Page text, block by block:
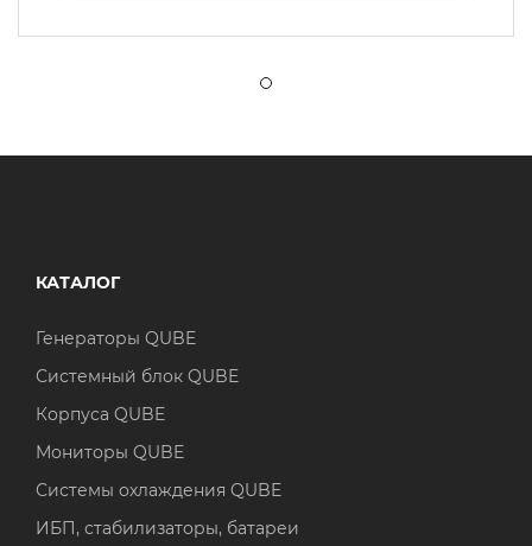
КАТАЛОГ
Генераторы QUBE
Системный блок QUBE
Корпуса QUBE
Мониторы QUBE
Системы охлаждения QUBE
ИБП, стабилизаторы, батареи